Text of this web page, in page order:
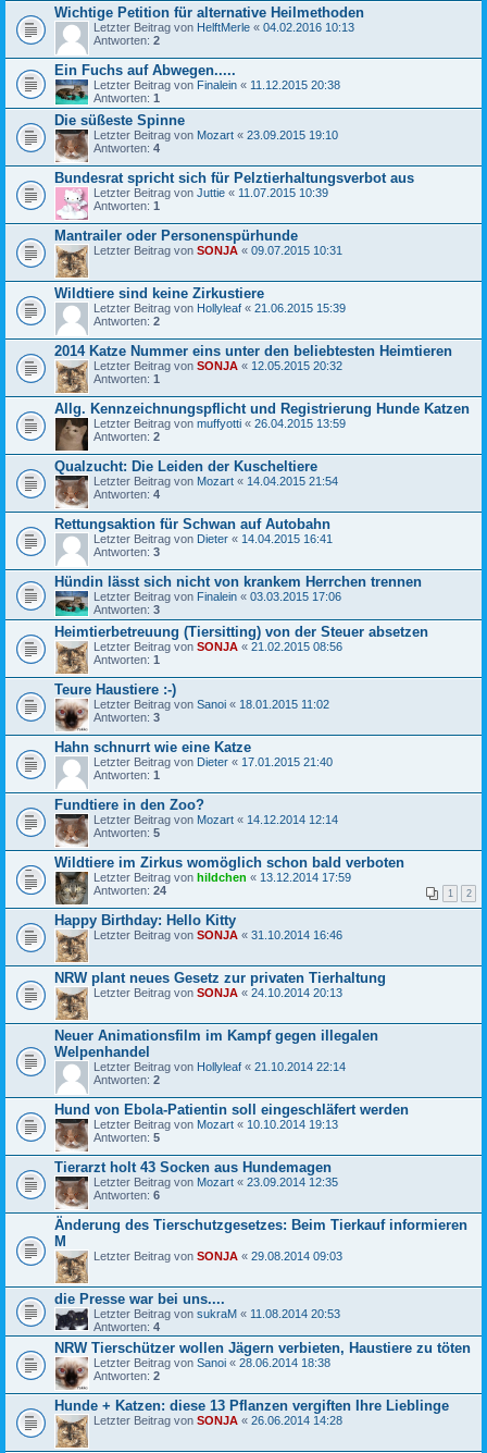
Wichtige Petition für alternative Heilmethoden
Letzter Beitrag von HelftMerle « 04.02.2016 10:13
Antworten: 2
Ein Fuchs auf Abwegen.....
Letzter Beitrag von Finalein « 11.12.2015 20:38
Antworten: 1
Die süßeste Spinne
Letzter Beitrag von Mozart « 23.09.2015 19:10
Antworten: 4
Bundesrat spricht sich für Pelztierhaltungsverbot aus
Letzter Beitrag von Juttie « 11.07.2015 10:39
Antworten: 1
Mantrailer oder Personenspürhunde
Letzter Beitrag von SONJA « 09.07.2015 10:31
Wildtiere sind keine Zirkustiere
Letzter Beitrag von Hollyleaf « 21.06.2015 15:39
Antworten: 2
2014 Katze Nummer eins unter den beliebtesten Heimtieren
Letzter Beitrag von SONJA « 12.05.2015 20:32
Antworten: 1
Allg. Kennzeichnungspflicht und Registrierung Hunde Katzen
Letzter Beitrag von muffyotti « 26.04.2015 13:59
Antworten: 2
Qualzucht: Die Leiden der Kuscheltiere
Letzter Beitrag von Mozart « 14.04.2015 21:54
Antworten: 4
Rettungsaktion für Schwan auf Autobahn
Letzter Beitrag von Dieter « 14.04.2015 16:41
Antworten: 3
Hündin lässt sich nicht von krankem Herrchen trennen
Letzter Beitrag von Finalein « 03.03.2015 17:06
Antworten: 3
Heimtierbetreuung (Tiersitting) von der Steuer absetzen
Letzter Beitrag von SONJA « 21.02.2015 08:56
Antworten: 1
Teure Haustiere :-)
Letzter Beitrag von Sanoi « 18.01.2015 11:02
Antworten: 3
Hahn schnurrt wie eine Katze
Letzter Beitrag von Dieter « 17.01.2015 21:40
Antworten: 1
Fundtiere in den Zoo?
Letzter Beitrag von Mozart « 14.12.2014 12:14
Antworten: 5
Wildtiere im Zirkus womöglich schon bald verboten
Letzter Beitrag von hildchen « 13.12.2014 17:59
Antworten: 24 1 2
Happy Birthday: Hello Kitty
Letzter Beitrag von SONJA « 31.10.2014 16:46
NRW plant neues Gesetz zur privaten Tierhaltung
Letzter Beitrag von SONJA « 24.10.2014 20:13
Neuer Animationsfilm im Kampf gegen illegalen
Welpenhandel
Letzter Beitrag von Hollyleaf « 21.10.2014 22:14
Antworten: 2
Hund von Ebola-Patientin soll eingeschläfert werden
Letzter Beitrag von Mozart « 10.10.2014 19:13
Antworten: 5
Tierarzt holt 43 Socken aus Hundemagen
Letzter Beitrag von Mozart « 23.09.2014 12:35
Antworten: 6
Änderung des Tierschutzgesetzes: Beim Tierkauf informieren
M
Letzter Beitrag von SONJA « 29.08.2014 09:03
die Presse war bei uns....
Letzter Beitrag von sukraM « 11.08.2014 20:53
Antworten: 4
NRW Tierschützer wollen Jägern verbieten, Haustiere zu töten
Letzter Beitrag von Sanoi « 28.06.2014 18:38
Antworten: 2
Hunde + Katzen: diese 13 Pflanzen vergiften Ihre Lieblinge
Letzter Beitrag von SONJA « 26.06.2014 14:28